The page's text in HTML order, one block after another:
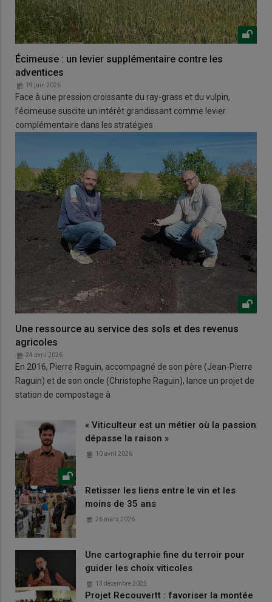
Écimeuse : un levier supplémentaire contre les
adventices
19 juin 2026
Face à une pression croissante du ray-grass et du vulpin,
l’écimeuse suscite un intérêt grandissant comme levier
complémentaire dans les stratégies
Une ressource au service des sols et des revenus
agricoles
24 avril 2026
En 2016, Pierre Raguin, accompagné de son père (Jean-Pierre
Raguin) et de son oncle (Christophe Raguin), lance un projet de
station de compostage à
« Viticulteur est un métier où la passion
dépasse la raison »
10 avril 2026
Retisser les liens entre le vin et les
moins de 35 ans
26 mars 2026
Une cartographie fine du terroir pour
guider les choix viticoles
13 décembre 2025
Projet Recouvertt : favoriser la montée